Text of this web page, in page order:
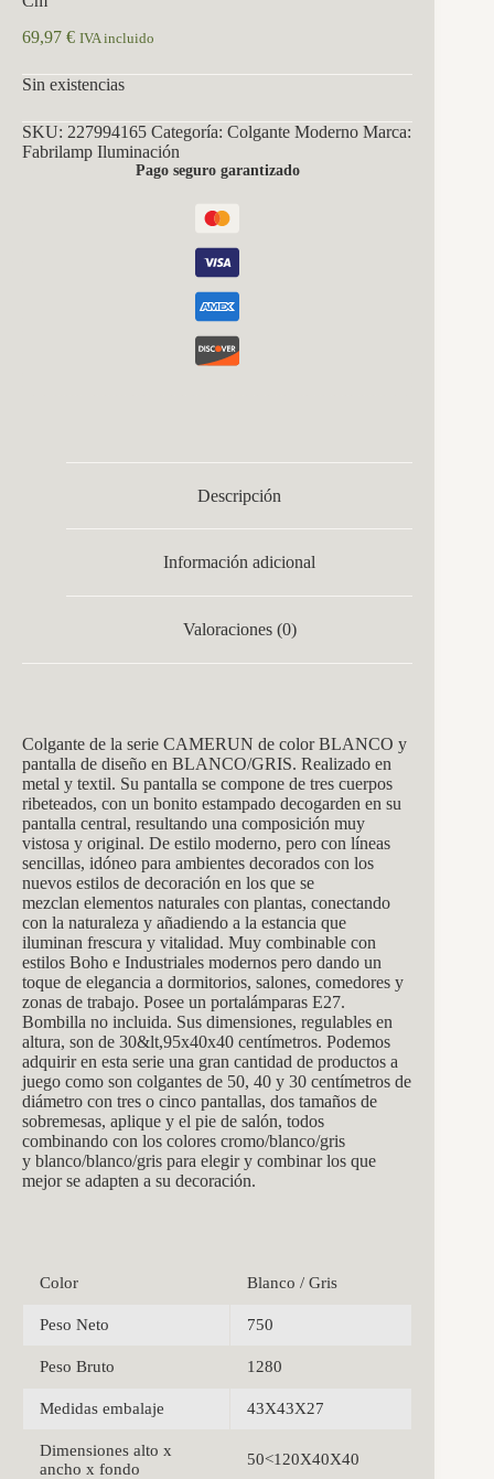
69,97 € IVA incluido
Sin existencias
SKU: 227994165 Categoría: Colgante Moderno Marca:
Fabrilamp Iluminación
Pago seguro garantizado
Descripción
Información adicional
Valoraciones (0)
Colgante de la serie CAMERUN de color BLANCO y
pantalla de diseño en BLANCO/GRIS. Realizado en
metal y textil. Su pantalla se compone de tres cuerpos
ribeteados, con un bonito estampado decogarden en su
pantalla central, resultando una composición muy
vistosa y original. De estilo moderno, pero con líneas
sencillas, idóneo para ambientes decorados con los
nuevos estilos de decoración en los que se
mezclan elementos naturales con plantas, conectando
con la naturaleza y añadiendo a la estancia que
iluminan frescura y vitalidad. Muy combinable con
estilos Boho e Industriales modernos pero dando un
toque de elegancia a dormitorios, salones, comedores y
zonas de trabajo. Posee un portalámparas E27.
Bombilla no incluida. Sus dimensiones, regulables en
altura, son de 30&lt,95x40x40 centímetros. Podemos
adquirir en esta serie una gran cantidad de productos a
juego como son colgantes de 50, 40 y 30 centímetros de
diámetro con tres o cinco pantallas, dos tamaños de
sobremesas, aplique y el pie de salón, todos
combinando con los colores cromo/blanco/gris
y blanco/blanco/gris para elegir y combinar los que
mejor se adapten a su decoración.
Color Blanco / Gris
Peso Neto 750
Peso Bruto 1280
Medidas embalaje 43X43X27
Dimensiones alto x
ancho x fondo
50<120X40X40